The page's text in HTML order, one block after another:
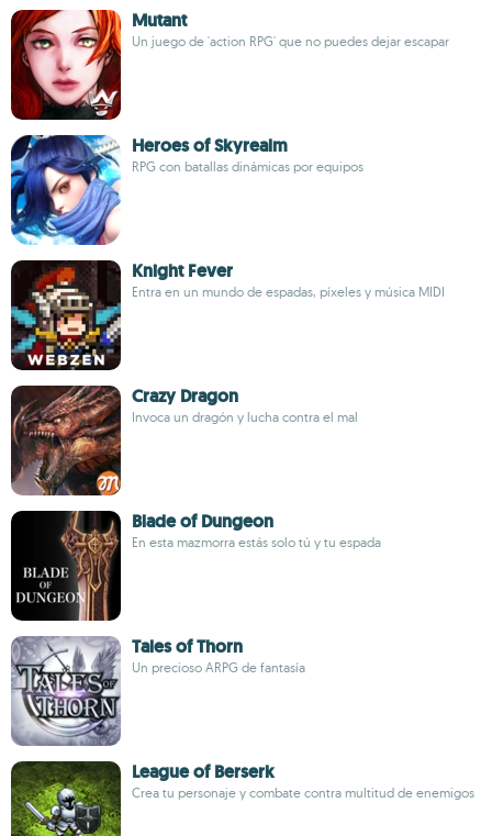
Mutant
Un juego de 'action RPG' que no puedes dejar escapar
Heroes of Skyrealm
RPG con batallas dinámicas por equipos
Knight Fever
Entra en un mundo de espadas, píxeles y música MIDI
Crazy Dragon
Invoca un dragón y lucha contra el mal
Blade of Dungeon
En esta mazmorra estás solo tú y tu espada
Tales of Thorn
Un precioso ARPG de fantasía
League of Berserk
Crea tu personaje y combate contra multitud de enemigos